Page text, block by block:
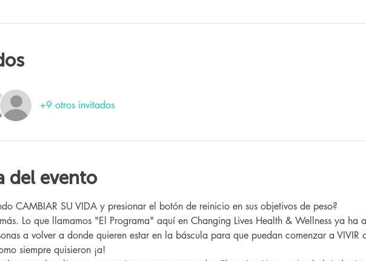
+9 otros invitados
del evento
CAMBIAR SU VIDA y presionar el botón de reinicio en sus objetivos de peso?
a volver a donde quieren estar en la báscula para que puedan comenzar a VIVIR
siempre quisieron ¡a!